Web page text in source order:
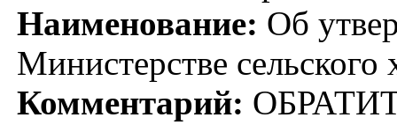
Наименование: Об
Министерстве
Комментарий: